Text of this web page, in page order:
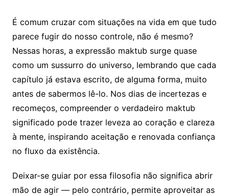
É comum cruzar com situações na vida em que tudo
parece fugir do nosso controle, não é mesmo?
Nessas horas, a expressão maktub surge quase
como um sussurro do universo, lembrando que cada
capítulo já estava escrito, de alguma forma, muito
antes de sabermos lê-lo. Nos dias de incertezas e
recomeços, compreender o verdadeiro maktub
significado pode trazer leveza ao coração e clareza
à mente, inspirando aceitação e renovada confiança
no fluxo da existência.
Deixar-se guiar por essa filosofia não significa abrir
mão de agir — pelo contrário, permite aproveitar as